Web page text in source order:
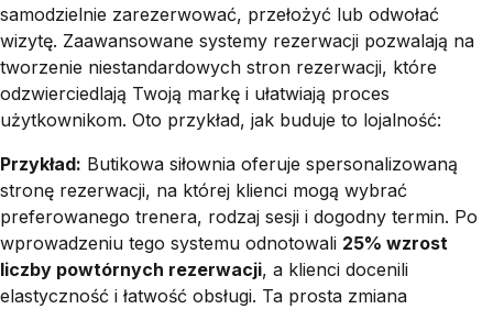
samodzielnie zarezerwować, przełożyć lub odwołać
wizytę. Zaawansowane systemy rezerwacji pozwalają na
tworzenie niestandardowych stron rezerwacji, które
odzwierciedlają Twoją markę i ułatwiają proces
użytkownikom. Oto przykład, jak buduje to lojalność:
Przykład: Butikowa siłownia oferuje spersonalizowaną
stronę rezerwacji, na której klienci mogą wybrać
preferowanego trenera, rodzaj sesji i dogodny termin. Po
wprowadzeniu tego systemu odnotowali 25% wzrost
liczby powtórnych rezerwacji, a klienci docenili
elastyczność i łatwość obsługi. Ta prosta zmiana